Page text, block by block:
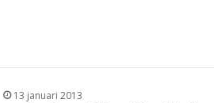
13 januari 2013